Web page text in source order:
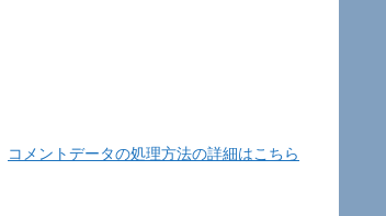
コメントデータの処理方法の詳細はこちら